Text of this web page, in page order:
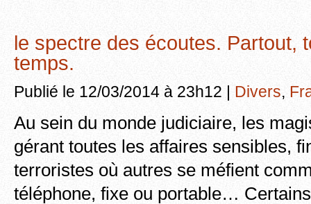
le spectre des écoutes. Partout,
temps.
Publié le 12/03/2014 à 23h12 | Divers,
Au sein du monde judiciaire, les
gérant toutes les affaires sensibles,
terroristes où autres se méfient
téléphone, fixe ou portable… Certains